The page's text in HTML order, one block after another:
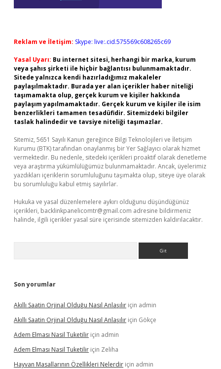
Reklam ve İletişim: Skype: live:.cid.575569c608265c69
Yasal Uyarı: Bu internet sitesi, herhangi bir marka, kurum
veya şahıs şirketi ile hiçbir bağlantısı bulunmamaktadır.
Sitede yalnızca kendi hazırladığımız makaleler
paylaşılmaktadır. Burada yer alan içerikler haber niteliği
taşımamakta olup, gerçek kurum ve kişiler hakkında
paylaşım yapılmamaktadır. Gerçek kurum ve kişiler ile isim
benzerlikleri tamamen tesadüfidir. Sitemizdeki bilgiler
taslak halindedir ve tavsiye niteliği taşımazlar.
Sitemiz, 5651 Sayılı Kanun gereğince Bilgi Teknolojileri ve İletişim
Kurumu (BTK) tarafından onaylanmış bir Yer Sağlayıcı olarak hizmet
vermektedir. Bu nedenle, sitedeki içerikleri proaktif olarak denetleme
veya araştırma yükümlülüğümüz bulunmamaktadır. Ancak, üyelerimiz
yazdıkları içeriklerin sorumluluğunu taşımakta olup, siteye üye olarak
bu sorumluluğu kabul etmiş sayılırlar.
Hukuka ve yasal düzenlemelere aykırı olduğunu düşündüğünüz
içerikleri, backlinkpanelicomtr@gmail.com adresine bildirmeniz
halinde, ilgili içerikler yasal süre içerisinde sitemizden kaldırılacaktır.
Son yorumlar
Akıllı Saatin Orjinal Olduğu Nasıl Anlaşılır için admin
Akıllı Saatin Orjinal Olduğu Nasıl Anlaşılır için Gökçe
Adem Elması Nasil Tuketilir için admin
Adem Elması Nasil Tuketilir için Zeliha
Hayvan Masallarının Özellikleri Nelerdir için admin